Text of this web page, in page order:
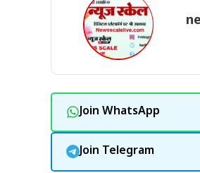
Join WhatsApp
Join Telegram